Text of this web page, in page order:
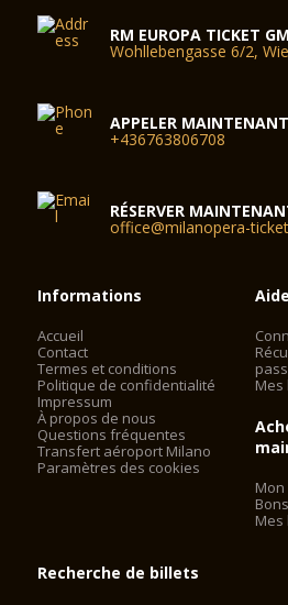
RM EUROPA TICKET
Wohllebengasse 6/2,
APPELER MAINTENANT
+436763806708
RÉSERVER
office@milanopera-
Informations
Accueil
Contact
Termes et conditions
Politique de confidentialité
Impressum
À propos de nous
Questions fréquentes
Transfert aéroport Milano
Paramètres des cookies
Mes
Mes
Recherche de billets